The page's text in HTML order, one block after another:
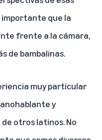
importante que la
frente a la cámara,
de bambalinas.
muy particular
y
otros latinos. No